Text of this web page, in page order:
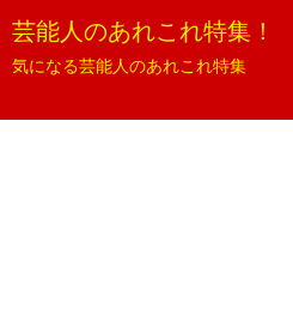
芸能人のあれこれ特集！
気になる芸能人のあれこれ特集